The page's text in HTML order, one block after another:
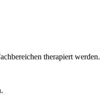
therapiert werden.